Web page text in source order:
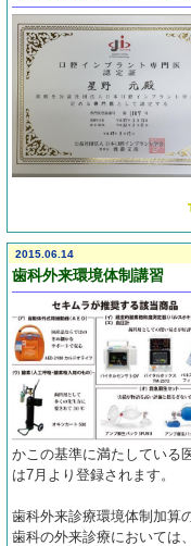
2015.06.14
歯科外来環境体制講習
かこの基準に満たしている
は7月より登録されます。
歯科外来診療環境体制加算
歯科の外来診療においては